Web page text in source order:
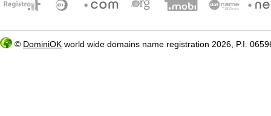
© DominiOK world wide domains name registration 2026, P.I.